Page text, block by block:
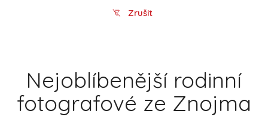
Zrušit
Nejoblíbenější rodinní
fotografové ze Znojma